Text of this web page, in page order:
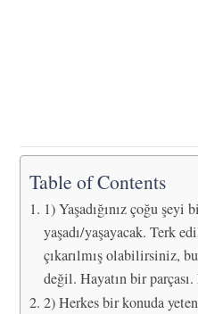
Table of Contents
1) Yaşadığınız çoğu şeyi
yaşadı/yaşayacak. Terk
çıkarılmış olabilirsiniz,
değil. Hayatın bir
2) Herkes bir konuda